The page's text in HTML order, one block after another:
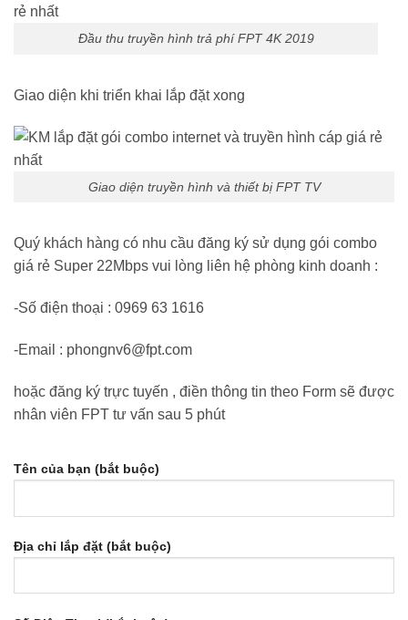
Đầu thu truyền hình trả phí FPT 4K 2019
Giao diện khi triển khai lắp đặt xong
Giao diện truyền hình và thiết bị FPT TV
Quý khách hàng có nhu cầu đăng ký sử dụng gói combo
giá rẻ Super 22Mbps vui lòng liên hệ phòng kinh doanh :
-Số điện thoại : 0969 63 1616
-Email : phongnv6@fpt.com
hoặc đăng ký trực tuyến , điền thông tin theo Form sẽ được
nhân viên FPT tư vấn sau 5 phút
Tên của bạn (bắt buộc)
Địa chỉ lắp đặt (bắt buộc)